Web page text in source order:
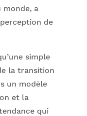
monde, a
de
simple
la transition
un modèle
et la
qui